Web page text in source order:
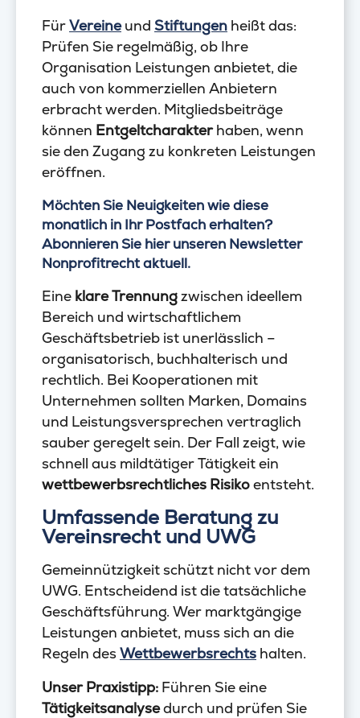
FürVereineund Stiftungen heißt das:
Prüfen Sie regelmäßig, ob Ihre
Organisation Leistungen anbietet, die
auch von kommerziellen Anbietern
erbracht werden. Mitgliedsbeiträge
können Entgeltcharakterhaben, wenn
sie den Zugang zu konkreten Leistungen
eröffnen.
Möchten Sie Neuigkeiten wie diese
monatlich in Ihr Postfach erhalten?
Abonnieren Sie hier unseren Newsletter
Nonprofitrecht aktuell.
Eine klare Trennungzwischen ideellem
Bereich und wirtschaftlichem
Geschäftsbetrieb ist unerlässlich –
organisatorisch, buchhalterisch und
rechtlich. Bei Kooperationen mit
Unternehmen sollten Marken, Domains
und Leistungsversprechen vertraglich
sauber geregelt sein. Der Fall zeigt, wie
schnell aus mildtätiger Tätigkeit ein
wettbewerbsrechtliches Risikoentsteht.
Umfassende Beratung zu
Vereinsrecht und UWG
Gemeinnützigkeit schützt nicht vor dem
UWG. Entscheidend ist die tatsächliche
Geschäftsführung. Wer marktgängige
Leistungen anbietet, muss sich an die
Regeln desWettbewerbsrechts halten.
Unser Praxistipp: Führen Sie eine
Tätigkeitsanalysedurch und prüfen Sie